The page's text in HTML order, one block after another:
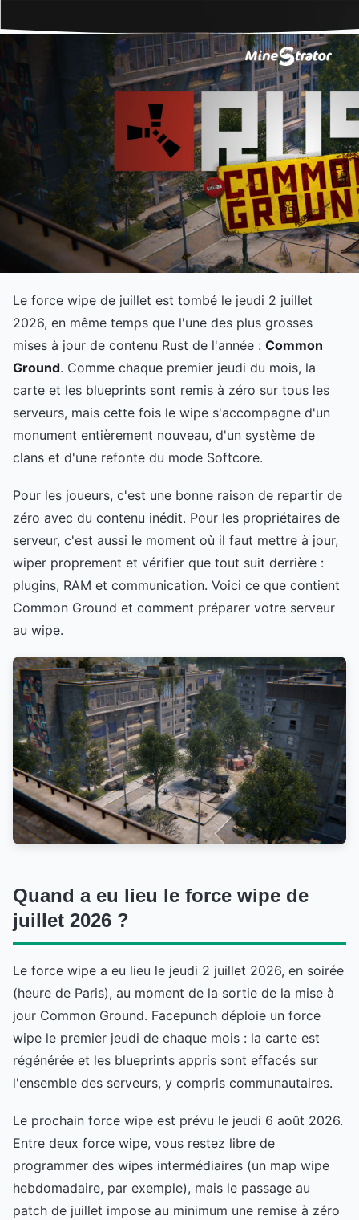
Le force wipe de juillet est tombé le jeudi 2 juillet
2026, en même temps que l'une des plus grosses
mises à jour de contenu Rust de l'année : Common
Ground. Comme chaque premier jeudi du mois, la
carte et les blueprints sont remis à zéro sur tous les
serveurs, mais cette fois le wipe s'accompagne d'un
monument entièrement nouveau, d'un système de
clans et d'une refonte du mode Softcore.
Pour les joueurs, c'est une bonne raison de repartir de
zéro avec du contenu inédit. Pour les propriétaires de
serveur, c'est aussi le moment où il faut mettre à jour,
wiper proprement et vérifier que tout suit derrière :
plugins, RAM et communication. Voici ce que contient
Common Ground et comment préparer votre serveur
au wipe.
Quand a eu lieu le force wipe de
juillet 2026 ?
Le force wipe a eu lieu le jeudi 2 juillet 2026, en soirée
(heure de Paris), au moment de la sortie de la mise à
jour Common Ground. Facepunch déploie un force
wipe le premier jeudi de chaque mois : la carte est
régénérée et les blueprints appris sont effacés sur
l'ensemble des serveurs, y compris communautaires.
Le prochain force wipe est prévu le jeudi 6 août 2026.
Entre deux force wipe, vous restez libre de
programmer des wipes intermédiaires (un map wipe
hebdomadaire, par exemple), mais le passage au
patch de juillet impose au minimum une remise à zéro